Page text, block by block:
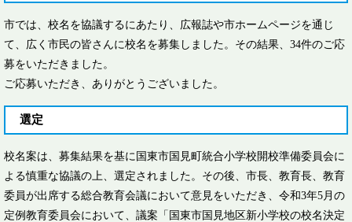
市では、校名を協議するにあたり、広報誌や市ホームページを通じ
て、広く市民の皆さんに校名を募集しました。その結果、34件のご応
募をいただきました。
ご応募いただき、ありがとうございました。
選定
校名案は、募集結果を基に国東市国見町統合小学校開校準備委員会に
よる慎重な協議の上、選定されました。その後、市長、教育長、教育
委員が出席する総合教育会議において意見をいただき、令和3年5月の
定例教育委員会において、議案「国東市国見地区新小学校の校名決定